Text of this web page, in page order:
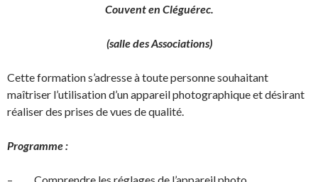
Couvent en Cléguérec.
(salle des Associations)
Cette formation s’adresse à toute personne souhaitant
maîtriser l’utilisation d’un appareil photographique et désirant
réaliser des prises de vues de qualité.
Programme :